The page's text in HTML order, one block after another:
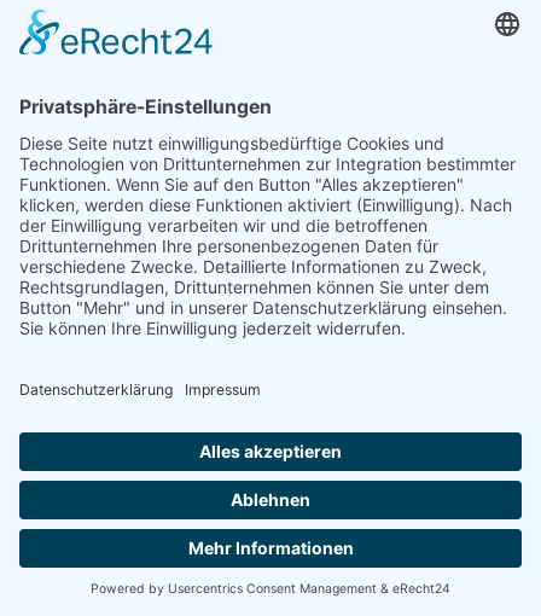
FOLGE UNS
Über uns
Informationen aus Politik – Wirtschaft – Kultur – Umwelt –
Gesellschaft - Polizei und Feuerwehr – für die Region Bayern
Als regionales Unternehmen sind wir für Sie der direkte
Ansprechpartner, wenn es um die Online-Vermarktung Ihrer
Produkte und Dienstleistungen geht. Wir würden gerne für
Sie diese Aufgabe übernehmen.